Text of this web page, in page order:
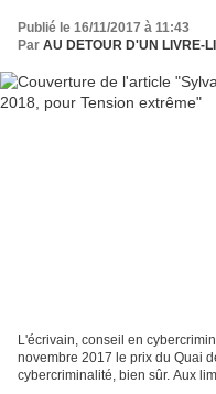
Publié le 16/11/2017 à 11:43
Par AU DETOUR D'UN LIVRE-
L'écrivain, conseil en
novembre 2017 le prix du Quai
cybercriminalité, bien sûr. Aux